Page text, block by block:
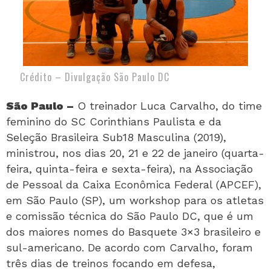
Crédito – Divulgação São Paulo DC
São Paulo – O treinador Luca Carvalho, do time
feminino do SC Corinthians Paulista e da
Seleção Brasileira Sub18 Masculina (2019),
ministrou, nos dias 20, 21 e 22 de janeiro (quarta-
feira, quinta-feira e sexta-feira), na Associação
de Pessoal da Caixa Econômica Federal (APCEF),
em São Paulo (SP), um workshop para os atletas
e comissão técnica do São Paulo DC, que é um
dos maiores nomes do Basquete 3×3 brasileiro e
sul-americano. De acordo com Carvalho, foram
três dias de treinos focando em defesa,